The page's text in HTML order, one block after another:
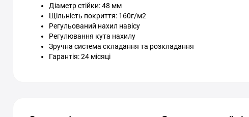
Діаметр стійки: 48 мм
Щільність покриття: 160г/м2
Регульований нахил навісу
Регулювання кута нахилу
Зручна система складання та розкладання
Гарантія: 24 місяці